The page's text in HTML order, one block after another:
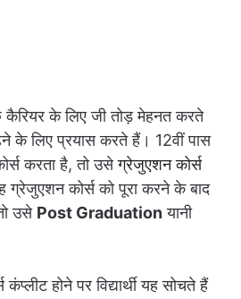
कैरियर के लिए जी तोड़ मेहनत करते
के लिए प्रयास करते हैं। 12वीं पास
करता है, तो उसेग्रेजुएशन कोर्स
कोर्स को पूरा करने के बाद
उसे Post Graduationयानी
होने पर विद्यार्थी यह सोचते हैं